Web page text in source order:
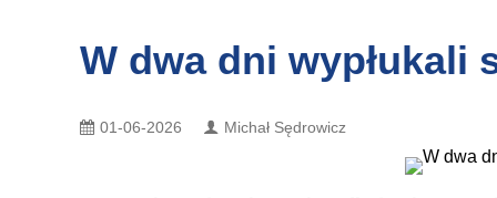
W dwa dni wypłukali
01-06-2026 Michał Sędrowicz